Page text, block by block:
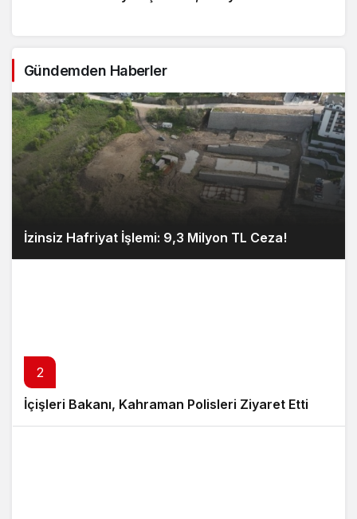
Gündemden Haberler
İzinsiz Hafriyat İşlemi: 9,3 Milyon TL Ceza!
2
İçişleri Bakanı, Kahraman Polisleri Ziyaret Etti